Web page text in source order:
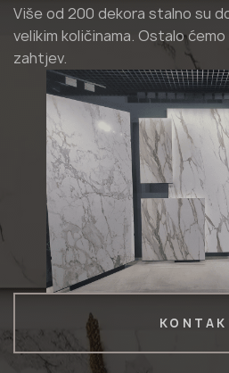
Više od 200 dekora stalno su
velikim količinama. Ostalo
zahtjev.